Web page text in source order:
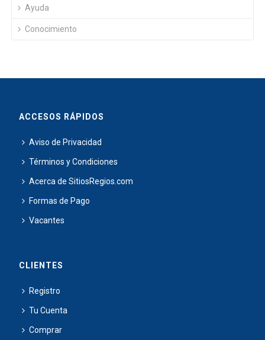
Ayuda
Conocimiento
ACCESOS RÁPIDOS
Aviso de Privacidad
Términos y Condiciones
Acerca de SitiosRegios.com
Formas de Pago
Vacantes
CLIENTES
Registro
Tu Cuenta
Comprar